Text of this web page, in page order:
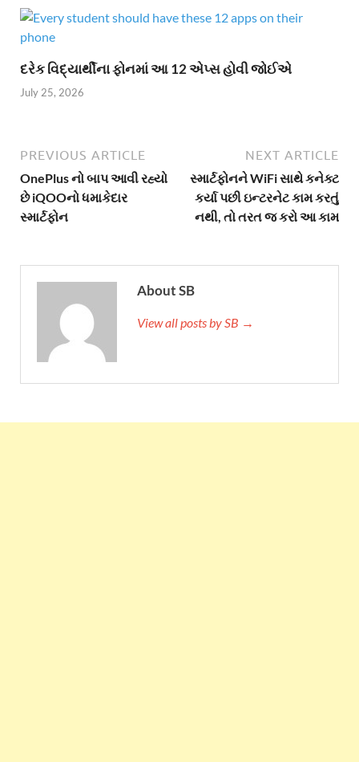
દરેક વિદ્યાર્થીના ફોનમાં આ 12 એપ્સ હોવી જોઈએ
July 25, 2026
PREVIOUS ARTICLE
OnePlus નો બાપ આવી રહ્યો
છે iQOOનો ધમાકેદાર
સ્માર્ટફોન
NEXT ARTICLE
સ્માર્ટફોનને WiFi સાથે કનેક્ટ
કર્યા પછી ઇન્ટરનેટ કામ કરતું
નથી, તો તરત જ કરો આ કામ
About SB
View all posts by SB →